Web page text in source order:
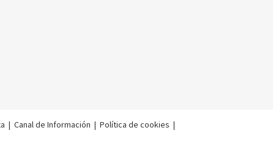
| Canal de Información | Política de cookies |